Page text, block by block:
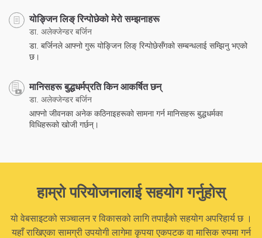
योङ्जिन लिङ् रिन्पोछेको मेरो सम्झनाहरू
डा. अलेक्जेन्डर बर्जिन
डा. बर्जिनले आफ्नो गुरू योङ्जिन लिङ् रिन्पोछेसँगको सम्बन्धलाई सम्झिनु भएको
छ।
मानिसहरू बुद्धधर्मप्रति किन आकर्षित छन्
डा. अलेक्जेन्डर बर्जिन
आफ्नो जीवनका अनेक कठिनाइहरूको सामना गर्न मानिसहरू बुद्धधर्मका
विधिहरूको खोजी गर्छन्।
हाम्रो परियोजनालाई सहयोग गर्नुहोस्
यो वेबसाइटको सञ्चालन र विकासको लागि तपाईंको सहयोग अपरिहार्य छ ।
यहाँ राखिएका सामग्री उपयोगी लागेमा कृपया एकपटक वा मासिक रुपमा गर्न